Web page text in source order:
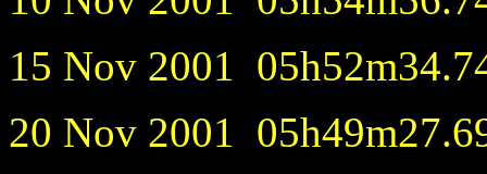
15 Nov 2001
20 Nov 2001